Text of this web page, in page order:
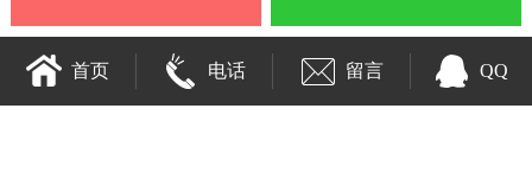
首页 电话 留言 QQ